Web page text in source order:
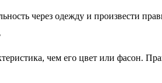
через одежду и произвести
чем его цвет или фасон.